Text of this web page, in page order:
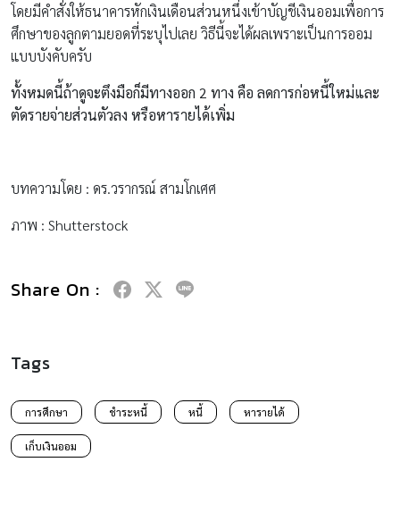
โดยมีคำสั่งให้ธนาคารหักเงินเดือนส่วนหนึ่งเข้าบัญชีเงินออมเพื่อการ
ศึกษาของลูกตามยอดที่ระบุไปเลย วิธีนี้จะได้ผลเพราะเป็นการออม
แบบบังคับครับ
ทั้งหมดนี้ถ้าดูจะตึงมือก็มีทางออก 2 ทาง คือ ลดการก่อหนี้ใหม่และ
ตัดรายจ่ายส่วนตัวลง หรือหารายได้เพิ่ม
บทความโดย : ดร.วรากรณ์ สามโกเศศ
ภาพ : Shutterstock
Share On :
Tags
การศึกษา ชำระหนี้ หนี้ หารายได้
เก็บเงินออม